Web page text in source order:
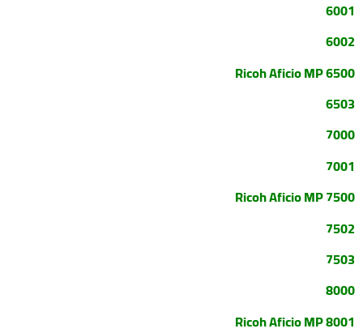
6001
6002
Ricoh Aficio MP 6500
6503
7000
7001
Ricoh Aficio MP 7500
7502
7503
8000
Ricoh Aficio MP 8001